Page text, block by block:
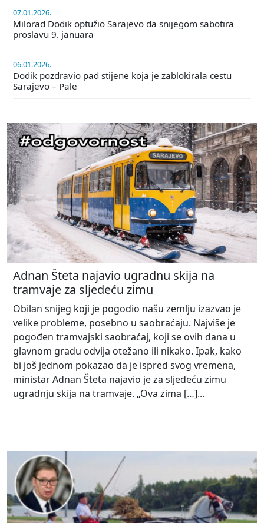
07.01.2026.
Milorad Dodik optužio Sarajevo da snijegom sabotira
proslavu 9. januara
06.01.2026.
Dodik pozdravio pad stijene koja je zablokirala cestu
Sarajevo – Pale
Adnan Šteta najavio ugradnu skija na
tramvaje za sljedeću zimu
Obilan snijeg koji je pogodio našu zemlju izazvao je
velike probleme, posebno u saobraćaju. Najviše je
pogođen tramvajski saobraćaj, koji se ovih dana u
glavnom gradu odvija otežano ili nikako. Ipak, kako
bi još jednom pokazao da je ispred svog vremena,
ministar Adnan Šteta najavio je za sljedeću zimu
ugradnju skija na tramvaje. „Ova zima […]...